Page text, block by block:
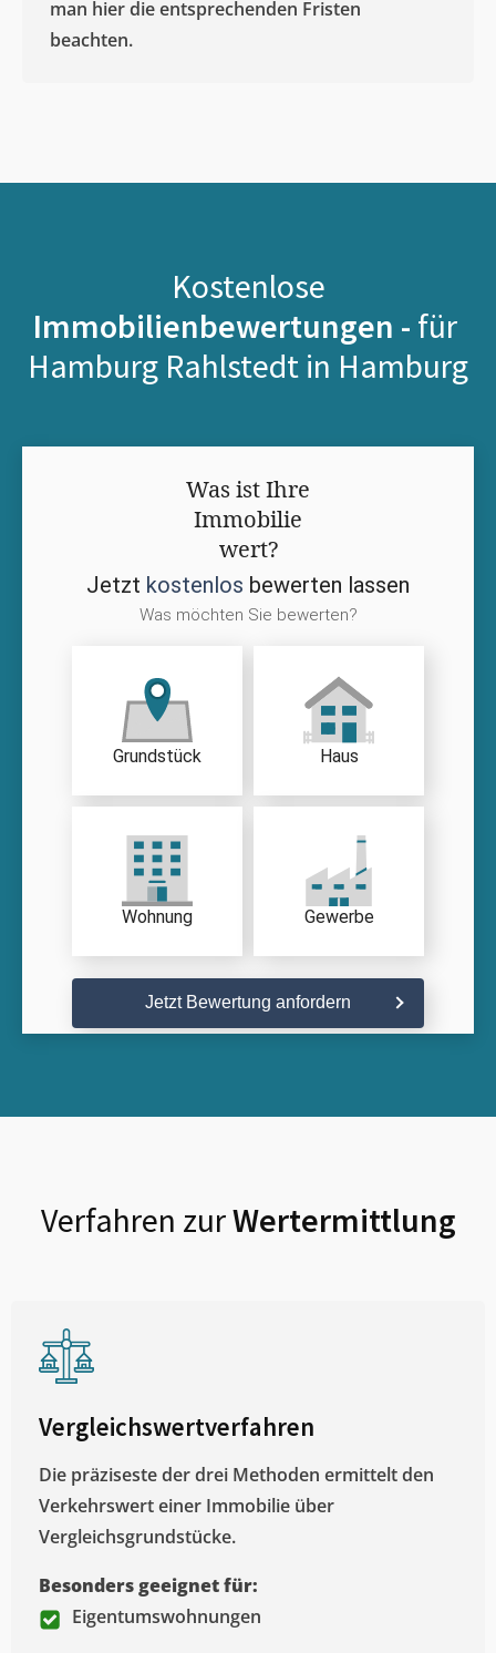
man hier die entsprechenden Fristen
beachten.
Kostenlose
Immobilienbewertungen - für
Hamburg Rahlstedt in Hamburg
Was ist Ihre
Immobilie
wert?
Jetzt kostenlos bewerten lassen
Was möchten Sie bewerten?
Grundstück Haus
Wohnung Gewerbe
Jetzt Bewertung anfordern
Verfahren zurWertermittlung
Vergleichswertverfahren
Die präziseste der drei Methoden ermittelt den
Verkehrswert einer Immobilie über
Vergleichsgrundstücke.
Besonders geeignet für:
Eigentumswohnungen